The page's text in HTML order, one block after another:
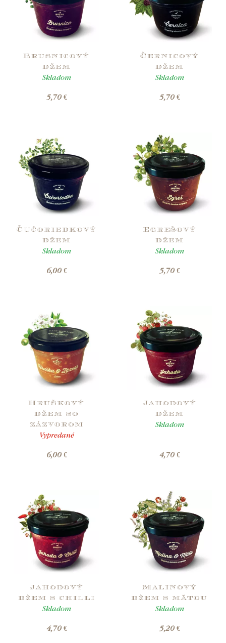
Brusnicový
džem
Skladom
5,70 €
Černicový
džem
Skladom
5,70 €
Čučoriedkový
džem
Skladom
6,00 €
Egrešový
džem
Skladom
5,70 €
Hruškový
džem so
zázvorom
Vypredané
6,00 €
Jahodový
džem
Skladom
4,70 €
Jahodový
džem s chilli
Skladom
4,70 €
Malinový
džem s mätou
Skladom
5,20 €